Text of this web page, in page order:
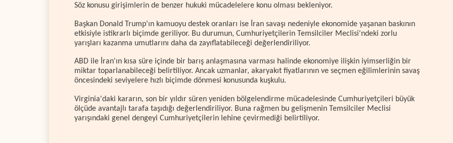
Söz konusu girişimlerin de benzer hukuki mücadelelere konu olması bekleniyor.
Başkan Donald Trump'ın kamuoyu destek oranları ise İran savaşı nedeniyle ekonomide yaşanan baskının
etkisiyle istikrarlı biçimde geriliyor. Bu durumun, Cumhuriyetçilerin Temsilciler Meclisi'ndeki zorlu
yarışları kazanma umutlarını daha da zayıflatabileceği değerlendiriliyor.
ABD ile İran'ın kısa süre içinde bir barış anlaşmasına varması halinde ekonomiye ilişkin iyimserliğin bir
miktar toparlanabileceği belirtiliyor. Ancak uzmanlar, akaryakıt fiyatlarının ve seçmen eğilimlerinin savaş
öncesindeki seviyelere hızlı biçimde dönmesi konusunda kuşkulu.
Virginia'daki kararın, son bir yıldır süren yeniden bölgelendirme mücadelesinde Cumhuriyetçileri büyük
ölçüde avantajlı tarafa taşıdığı değerlendiriliyor. Buna rağmen bu gelişmenin Temsilciler Meclisi
yarışındaki genel dengeyi Cumhuriyetçilerin lehine çevirmediği belirtiliyor.